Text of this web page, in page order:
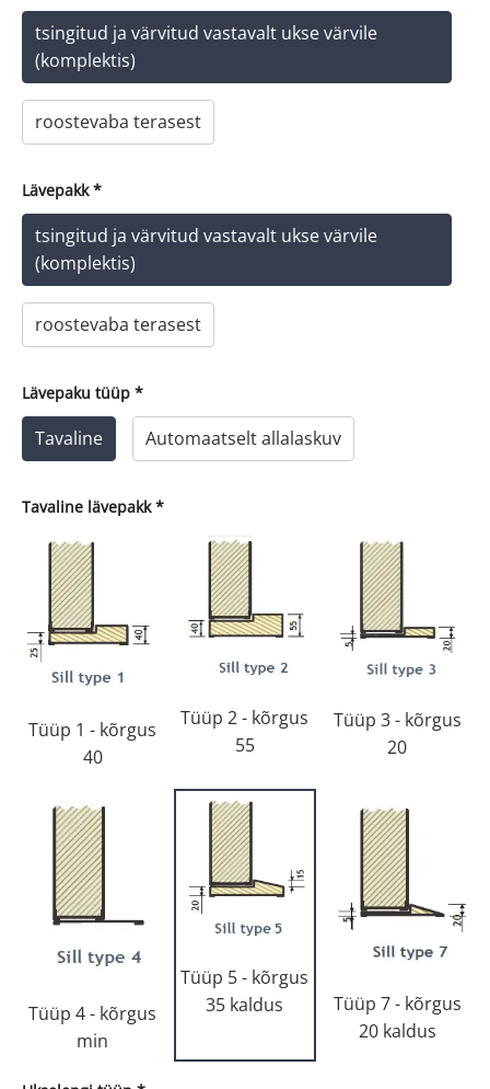
tsingitud ja värvitud vastavalt ukse värvile
(komplektis)
roostevaba terasest
Lävepakk *
tsingitud ja värvitud vastavalt ukse värvile
(komplektis)
roostevaba terasest
Lävepaku tüüp *
Tavaline Automaatselt allalaskuv
Tavaline lävepakk *
Tüüp 1 - kõrgus
40
Tüüp 2 - kõrgus
55
Tüüp 3 - kõrgus
20
Tüüp 4 - kõrgus
min
Tüüp 5 - kõrgus
35 kaldus
Tüüp 7 - kõrgus
20 kaldus